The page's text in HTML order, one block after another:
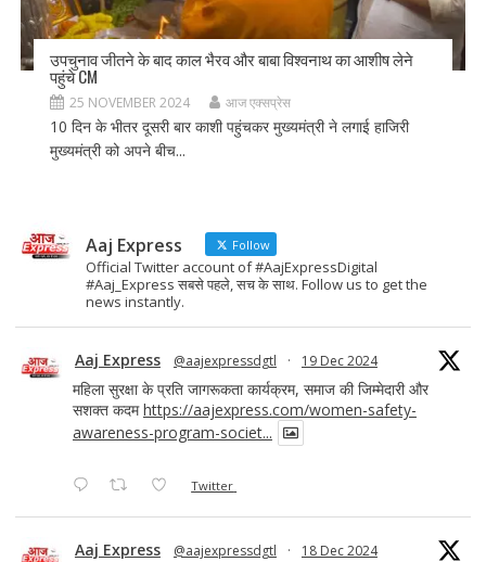
उपचुनाव जीतने के बाद काल भैरव और बाबा विश्वनाथ का आशीष लेने
पहुंचे CM
25 NOVEMBER 2024 आज एक्सप्रेस
10 दिन के भीतर दूसरी बार काशी पहुंचकर मुख्यमंत्री ने लगाई हाजिरी
मुख्यमंत्री को अपने बीच...
Aaj Express Follow
Official Twitter account of #AajExpressDigital
#Aaj_Express सबसे पहले, सच के साथ. Follow us to get the
news instantly.
Aaj Express @aajexpressdgtl · 19 Dec 2024
महिला सुरक्षा के प्रति जागरूकता कार्यक्रम, समाज की जिम्मेदारी और
सशक्त कदमhttps://aajexpress.com/women-safety-
awareness-program-societ...
Twitter
Aaj Express @aajexpressdgtl · 18 Dec 2024